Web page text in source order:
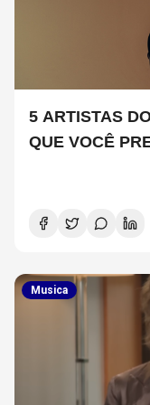
5 ARTISTAS
QUE VOCÊ
Musica